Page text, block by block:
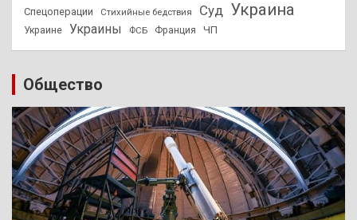
Спецоперации Стихийные бедствия Суд Украина
Украине Украины ФСБ Франция ЧП
Общество